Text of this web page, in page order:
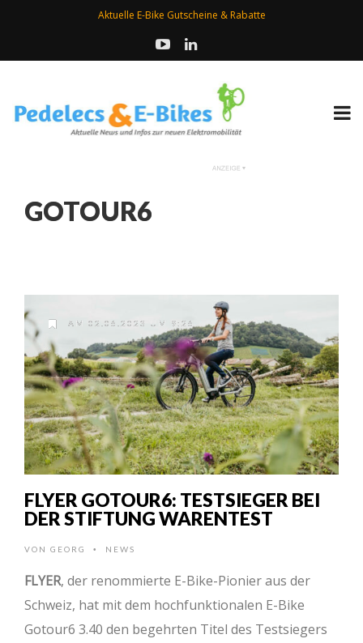
Aktuelle E-Bike Gutscheine & Rabatte
GOTOUR6
AM 02.06.2023 UM 9:26
FLYER GOTOUR6: TESTSIEGER BEI
DER STIFTUNG WARENTEST
VON GEORG • NEWS
FLYER, der renommierte E-Bike-Pionier aus der
Schweiz, hat mit dem hochfunktionalen E-Bike
Gotour6 3.40 den begehrten Titel des Testsiegers